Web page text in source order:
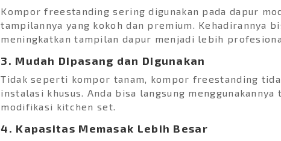
Kompor freestanding sering digunakan pada dapur
tampilannya yang kokoh dan premium. Kehadirannya
meningkatkan tampilan dapur menjadi lebih
3. Mudah Dipasang dan Digunakan
Tidak seperti kompor tanam, kompor freestanding
instalasi khusus. Anda bisa langsung menggunakannya
modifikasi kitchen set.
4. Kapasitas Memasak Lebih Besar